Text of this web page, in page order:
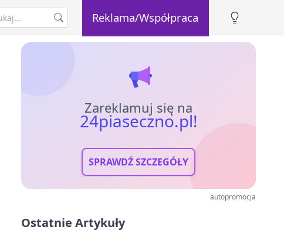
Reklama/Współpraca
Zareklamuj się na
24piaseczno.pl!
SPRAWDŹ SZCZEGÓŁY
autopromocja
Ostatnie Artykuły